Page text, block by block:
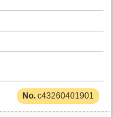
c43260401901